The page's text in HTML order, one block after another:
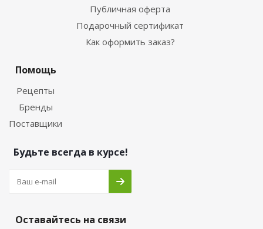
Публичная оферта
Подарочный сертификат
Как оформить заказ?
Помощь
Рецепты
Бренды
Поставщики
Будьте всегда в курсе!
Оставайтесь на связи